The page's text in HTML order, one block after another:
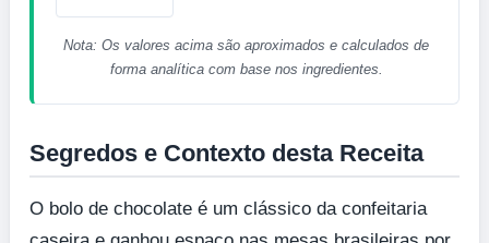
Nota: Os valores acima são aproximados e calculados de
forma analítica com base nos ingredientes.
Segredos e Contexto desta Receita
O bolo de chocolate é um clássico da confeitaria